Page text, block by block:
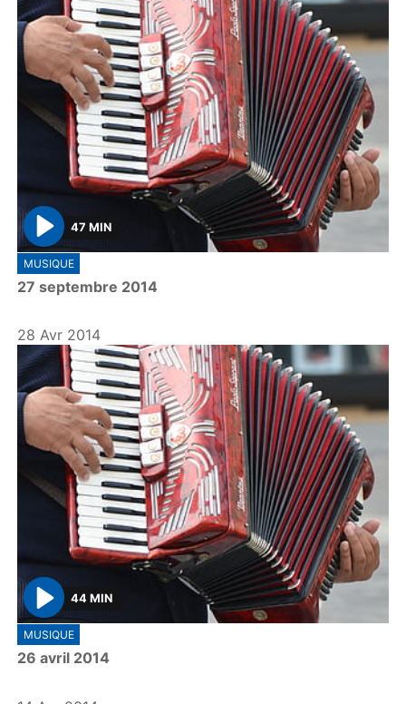
P
l
a
47 MIN
MUSIQUE
27 septembre 2014
28 Avr 2014
P
l
a
44 MIN
MUSIQUE
26 avril 2014